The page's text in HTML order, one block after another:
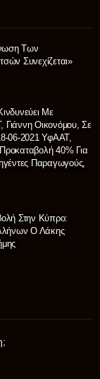
όχι
Των
Συνεχίζεται»
Με
Οικονόμου, Σε
06-2021 ΥφΑΑΤ,
40% Για
Παραγωγούς,
Στην Κύπρο:
Ο Λάκης